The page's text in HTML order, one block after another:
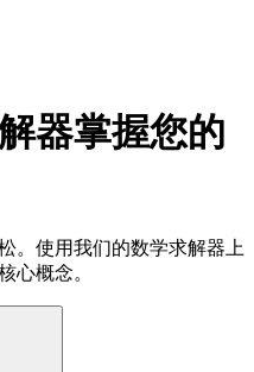
器掌握您的
。使用我们的数学求解器上
心概念。